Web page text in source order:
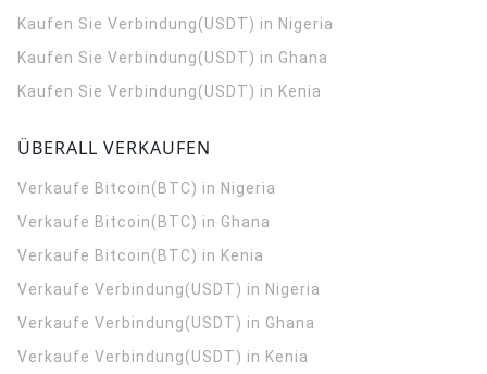
Kaufen Sie Verbindung(USDT) in Nigeria
Kaufen Sie Verbindung(USDT) in Ghana
Kaufen Sie Verbindung(USDT) in Kenia
ÜBERALL VERKAUFEN
Verkaufe Bitcoin(BTC) in Nigeria
Verkaufe Bitcoin(BTC) in Ghana
Verkaufe Bitcoin(BTC) in Kenia
Verkaufe Verbindung(USDT) in Nigeria
Verkaufe Verbindung(USDT) in Ghana
Verkaufe Verbindung(USDT) in Kenia